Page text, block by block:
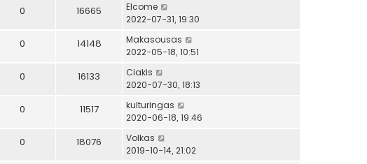
0 16665
Elcome
2022-07-31, 19:30
0 14148
Makasousas
2022-05-18, 10:51
0 16133
Ciakis
2020-07-30, 18:13
0 11517
kulturingas
2020-06-18, 19:46
0 18076
Volkas
2019-10-14, 21:02